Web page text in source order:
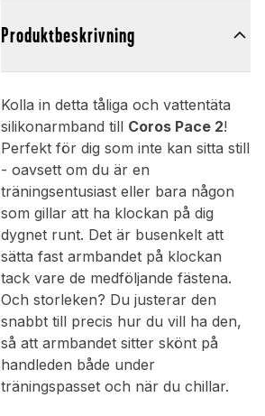
Produktbeskrivning
Kolla in detta tåliga och vattentäta
silikonarmband till Coros Pace 2!
Perfekt för dig som inte kan sitta still
- oavsett om du är en
träningsentusiast eller bara någon
som gillar att ha klockan på dig
dygnet runt. Det är busenkelt att
sätta fast armbandet på klockan
tack vare de medföljande fästena.
Och storleken? Du justerar den
snabbt till precis hur du vill ha den,
så att armbandet sitter skönt på
handleden både under
träningspasset och när du chillar.